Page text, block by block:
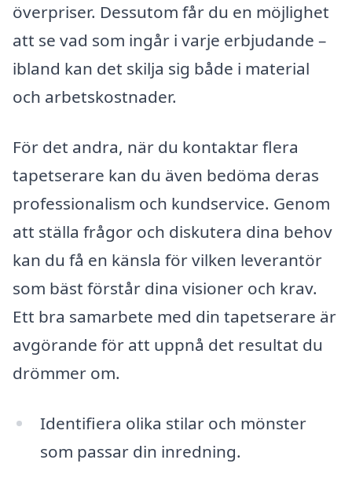
överpriser. Dessutom får du en möjlighet
att se vad som ingår i varje erbjudande –
ibland kan det skilja sig både i material
och arbetskostnader.
För det andra, när du kontaktar flera
tapetserare kan du även bedöma deras
professionalism och kundservice. Genom
att ställa frågor och diskutera dina behov
kan du få en känsla för vilken leverantör
som bäst förstår dina visioner och krav.
Ett bra samarbete med din tapetserare är
avgörande för att uppnå det resultat du
drömmer om.
Identifiera olika stilar och mönster
som passar din inredning.